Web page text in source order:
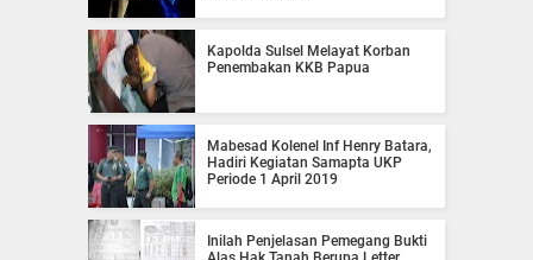
Kapolda Sulsel Melayat Korban
Penembakan KKB Papua
Mabesad Kolenel Inf Henry Batara,
Hadiri Kegiatan Samapta UKP
Periode 1 April 2019
Inilah Penjelasan Pemegang Bukti